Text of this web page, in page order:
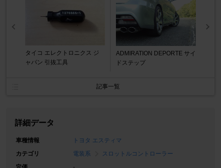
タイコ エレクトロニクス ジ
ャパン 引抜工具
ADMIRATION DEPORTE サイ
ドステップ
記事一覧
詳細データ
車種情報
トヨタ エスティマ
カテゴリ
電装系
スロットルコントローラー